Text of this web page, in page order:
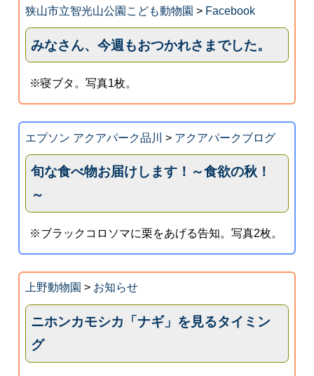
狭山市立智光山公園こども動物園 > Facebook
みなさん、今週もおつかれさまでした。
※寝ブタ。写真1枚。
エプソン アクアパーク品川 > アクアパークブログ
旬な食べ物お届けします！～食欲の秋！
～
※ブラックコロソマに栗をあげる告知。写真2枚。
上野動物園 > お知らせ
ニホンカモシカ「ナギ」を見るタイミン
グ